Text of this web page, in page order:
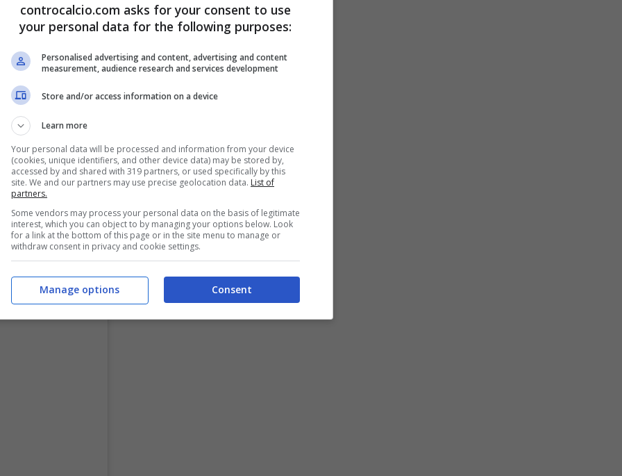
potrebbe incarnare varie figure in sé
tutto dentro e fuori dal campo
controcalcio.com asks for your consent to use
your personal data for the following purposes:
Personalised advertising and content, advertising and content
measurement, audience research and services development
Store and/or access information on a device
Learn more
Your personal data will be processed and information from your device
(cookies, unique identifiers, and other device data) may be stored by,
accessed by and shared with 319 partners, or used specifically by this
site. We and our partners may use precise geolocation data. List of
partners.
Some vendors may process your personal data on the basis of legitimate
interest, which you can object to by managing your options below. Look
for a link at the bottom of this page or in the site menu to manage or
withdraw consent in privacy and cookie settings.
Consent
Manage options